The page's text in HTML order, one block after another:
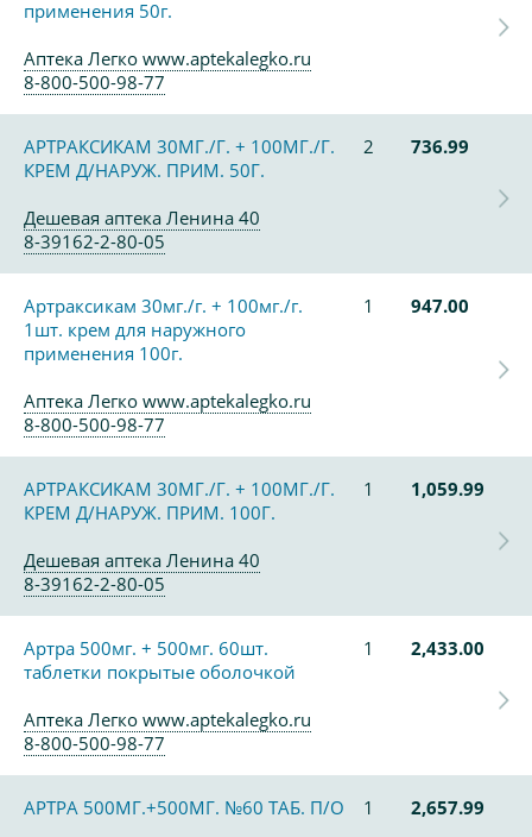
применения 50г.
Аптека Легко www.aptekalegko.ru
8-800-500-98-77
АРТРАКСИКАМ 30МГ./Г. + 100МГ./Г.
КРЕМ Д/НАРУЖ. ПРИМ. 50Г.
2 736.99
Дешевая аптека Ленина 40
8-39162-2-80-05
Артраксикам 30мг./г. + 100мг./г.
1шт. крем для наружного
применения 100г.
1 947.00
Аптека Легко www.aptekalegko.ru
8-800-500-98-77
АРТРАКСИКАМ 30МГ./Г. + 100МГ./Г.
КРЕМ Д/НАРУЖ. ПРИМ. 100Г.
1 1,059.99
Дешевая аптека Ленина 40
8-39162-2-80-05
Артра 500мг. + 500мг. 60шт.
таблетки покрытые оболочкой
1 2,433.00
Аптека Легко www.aptekalegko.ru
8-800-500-98-77
АРТРА 500МГ.+500МГ. №60 ТАБ. П/О 1
2,657.99